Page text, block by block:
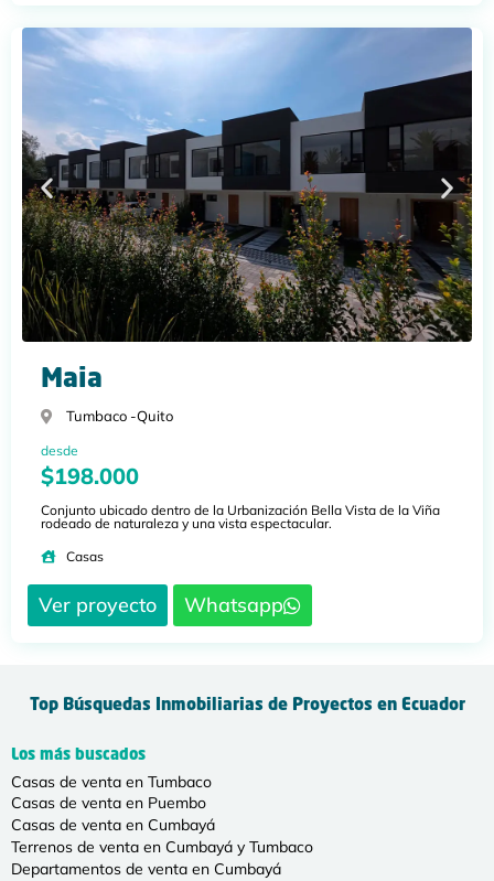
Maia
Tumbaco -Quito
desde
$198.000
Conjunto ubicado dentro de la Urbanización Bella Vista de la Viña
rodeado de naturaleza y una vista espectacular.
Casas
Ver proyecto Whatsapp
Top Búsquedas Inmobiliarias de Proyectos en Ecuador
Los más buscados
Casas de venta en Tumbaco
Casas de venta en Puembo
Casas de venta en Cumbayá
Terrenos de venta en Cumbayá y Tumbaco
Departamentos de venta en Cumbayá